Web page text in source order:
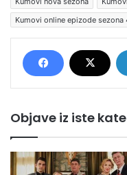
Kumovi online epizode sezona
Objave iz iste